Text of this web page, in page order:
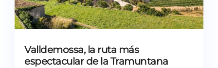
Valldemossa, la ruta más
espectacular de la Tramuntana